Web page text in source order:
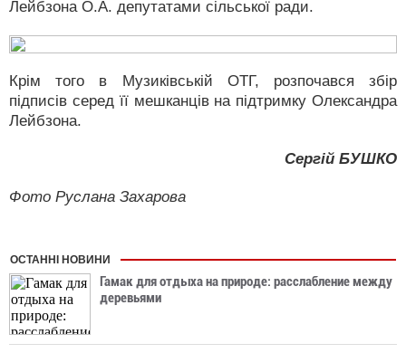
Лейбзона О.А. депутатами сільської ради.
Крім того в Музиківській ОТГ, розпочався збір
підписів серед її мешканців на підтримку Олександра
Лейбзона.
Сергій БУШКО
Фото Руслана Захарова
ОСТАННІ НОВИНИ
Гамак для отдыха на природе: расслабление между
деревьями